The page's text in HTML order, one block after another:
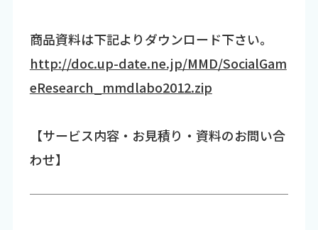
商品資料は下記よりダウンロード下さい。
http://doc.up-date.ne.jp/MMD/SocialGam
eResearch_mmdlabo2012.zip
【サービス内容・お見積り・資料のお問い合
わせ】